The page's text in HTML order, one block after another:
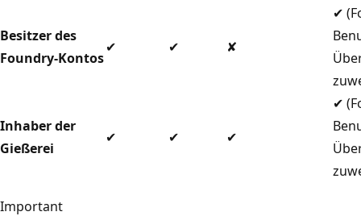
Besitzer des
Foundry-Kontos
✔ ✔ ✘
✔
Inhaber der
Gießerei
✔ ✔ ✔
✔
Important